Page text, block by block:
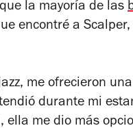
la mayoría de las
encontré a
me ofrecieron
durante mi
me dio más